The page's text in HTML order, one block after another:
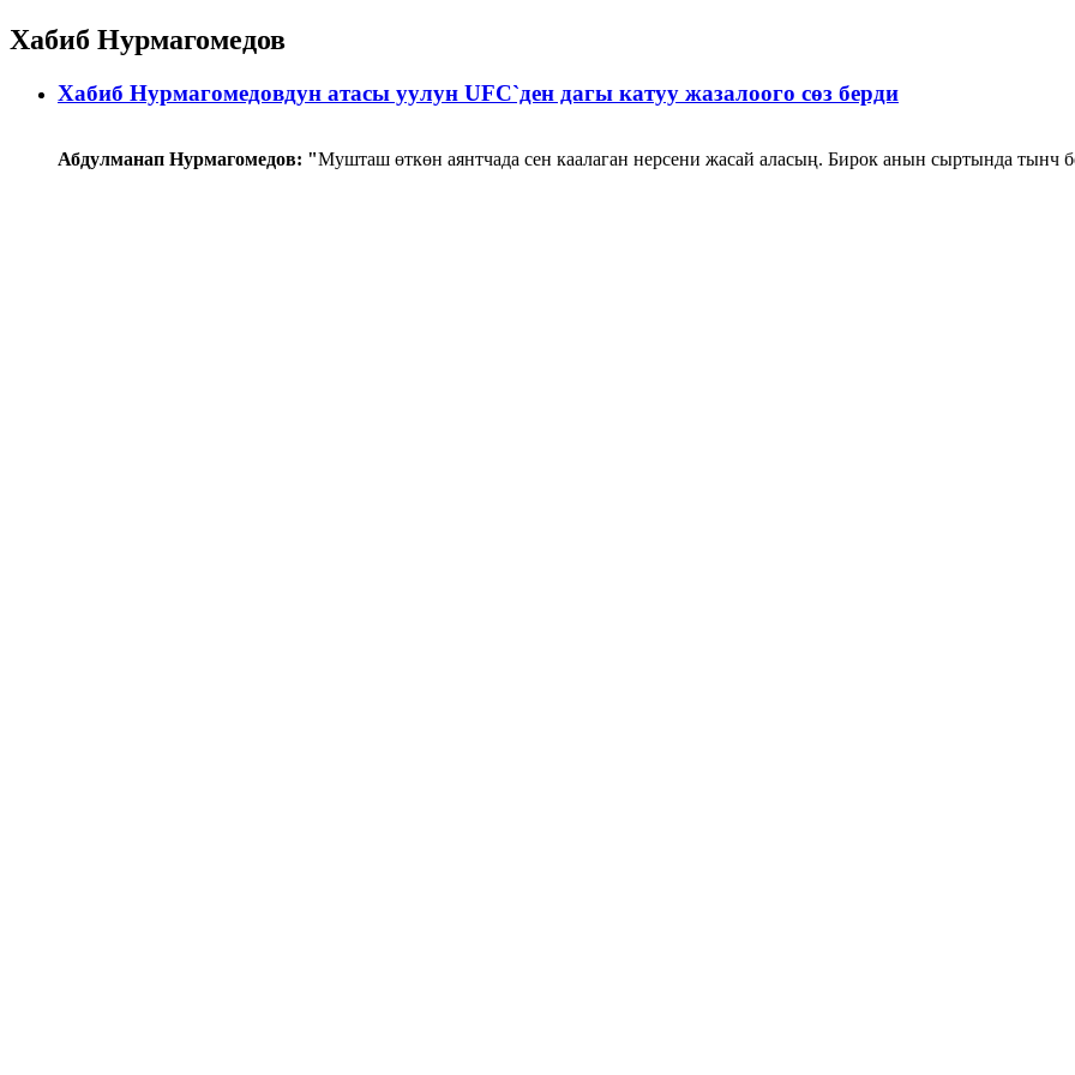
Хабиб Нурмагомедов
Хабиб Нурмагомедовдун атасы уулун UFC`ден дагы катуу жазалоого сөз берди
Абдулманап Нурмагомедов: "Мушташ өткөн аянтчада сен каалаган нерсени жасай аласың. Бирок анын сыртында тынч